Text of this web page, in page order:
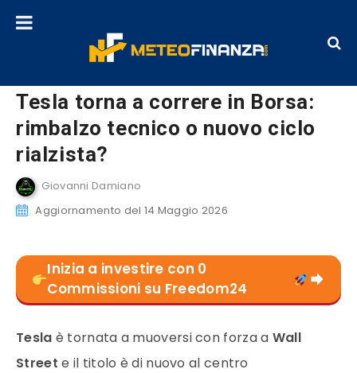
Tesla torna a correre in Borsa:
rimbalzo tecnico o nuovo ciclo
rialzista?
Giovanni Damiano
Aggiornamento del 14 Maggio 2026
Inizia a investire con 0
Commissioni su Freedom24
Tesla è tornata a muoversi con forza a Wall
Street e il titolo è di nuovo al centro